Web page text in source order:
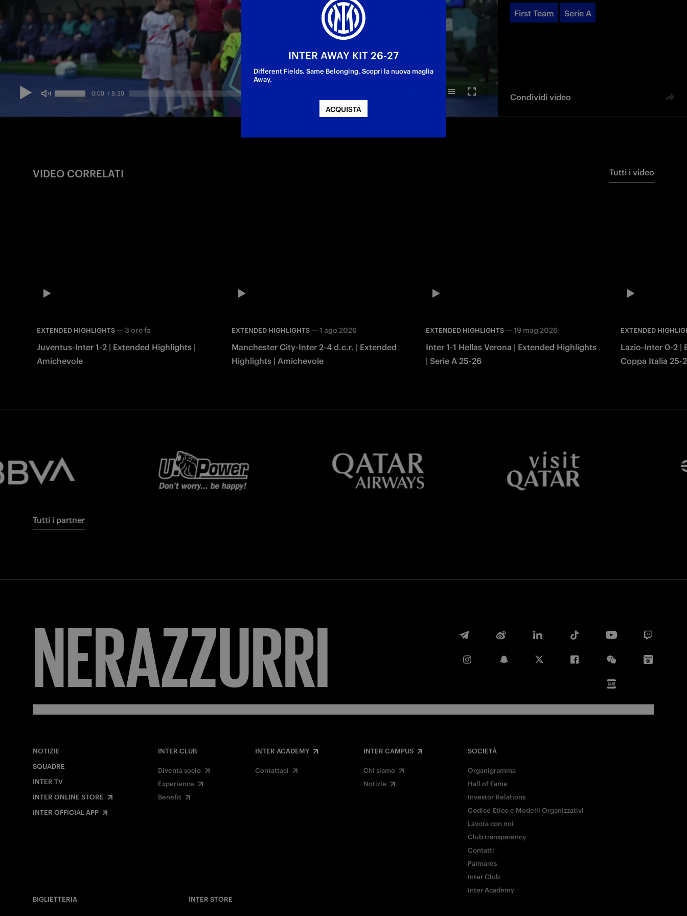
First Team Serie A
Condividi video
Twitter
VIDEO CORRELATI Tutti i video
EXTENDED HIGHLIGHTS — 3 ore fa
Juventus-Inter 1-2 | Extended Highlights |
Amichevole
EXTENDED HIGHLIGHTS— 1 ago 2026
Manchester City-Inter 2-4 d.c.r. | Extended
Highlights | Amichevole
EXTENDED HIGHLIGHTS —19 mag 2026
Inter 1-1 Hellas Verona | Extended Highlights
| Serie A 25-26
EXTENDED
Lazio-Inter 0-2 |
Coppa Italia 25-
Tutti i partner
FORZA
NOTIZIE
SQUADRE
INTER TV
INTER ONLINE STORE
INTER OFFICIAL APP
INTER CLUB
Diventa socio
Experience
Benefit
INTER ACADEMY
Contattaci
INTER CAMPUS
Chi siamo
Notizie
SOCIETÀ
Organigramma
Hall of Fame
Investor Relations
Codice Etico e Modelli Organizzativi
Lavora con noi
Club transparency
Contatti
Palmares
Inter Club
Inter Academy
BIGLIETTERIA
INTER STORE
INTER AWAY KIT 26-27
Different Fields. Same Belonging. Scopri la nuova maglia
Away.
ACQUISTA